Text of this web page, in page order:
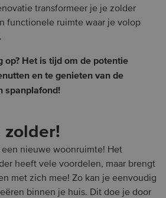
transformeer je je zolder
functionele ruimte waar je volop
op? Het is tijd om de potentie
en te genieten van de
spanplafond!
zolder!
nieuwe woonruimte! Het
heeft vele voordelen, maar brengt
met zich mee! Zo kan je eenvoudig
binnen je huis. Dit doe je door